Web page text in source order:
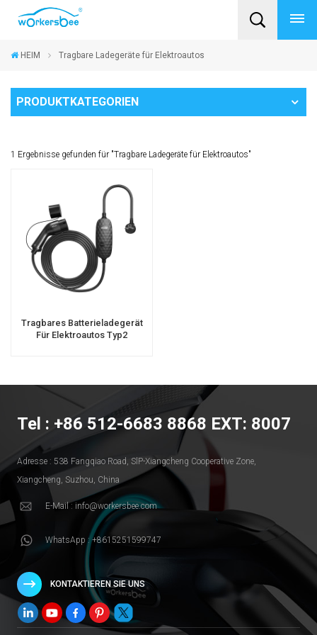
HEIM Tragbare Ladegeräte für Elektroautos
PRODUKTKATEGORIEN
1 Ergebnisse gefunden für "Tragbare Ladegeräte für Elektroautos"
Tragbares Batterieladegerät
Für Elektroautos Typ2
Tel : +86 512-6683 8868 EXT: 8007
Adresse : 538 Fangqiao Road, SlP-Xiangcheng Cooperative Zone,
Xiangcheng, Suzhou, China
E-Mail : info@workersbee.com
WhatsApp : +8615251599747
KONTAKTIEREN SIE UNS